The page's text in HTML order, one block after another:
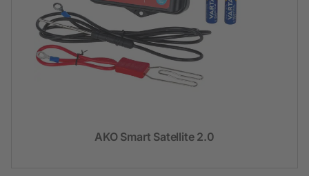
AKO Smart Satellite 2.0